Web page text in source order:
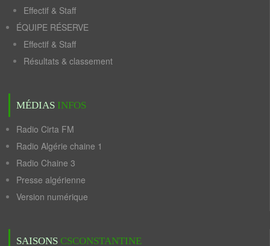
Effectif & Staff
ÉQUIPE RÉSERVE
Effectif & Staff
Résultats & classement
MÉDIAS INFOS
Radio Cirta FM
Radio Algérie chaine 1
Radio Chaine 3
Presse algérienne
Version numérique
SAISONS CSCONSTANTINE